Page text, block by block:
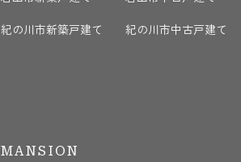
紀の川市新築戸建て
紀の川市中古戸建て
MANSION